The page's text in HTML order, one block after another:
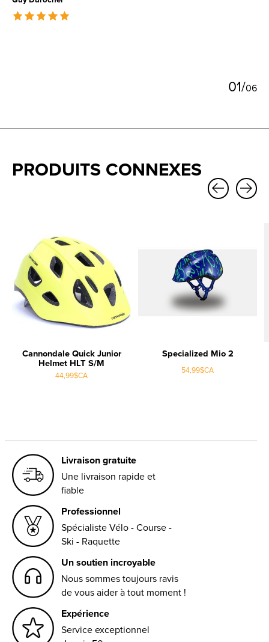
The rating of this product is
01/06
PRODUITS CONNEXES
Cannondale Quick Junior
Helmet HLT S/M
44,99$CA
Specialized Mio 2
54,99$CA
Livraison gratuite
Une livraison rapide et
fiable
Professionnel
Spécialiste Vélo - Course -
Ski - Raquette
Un soutien incroyable
Nous sommes toujours ravis
de vous aider à tout moment !
Expérience
Service exceptionnel